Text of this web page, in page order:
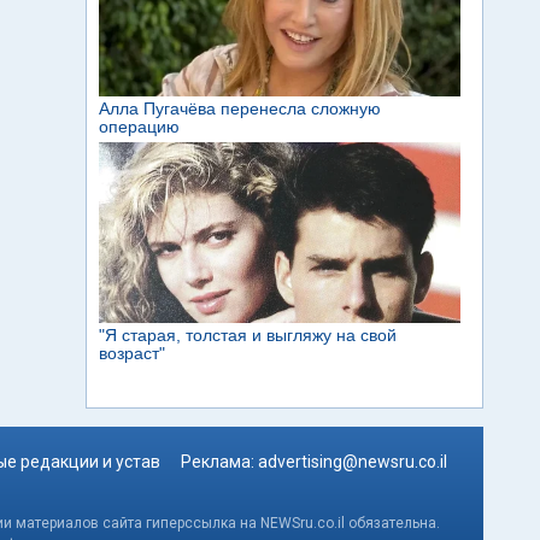
редакции и устав Реклама: advertising@newsru.co.il
сайта гиперссылка на NEWSru.co.il обязательна.